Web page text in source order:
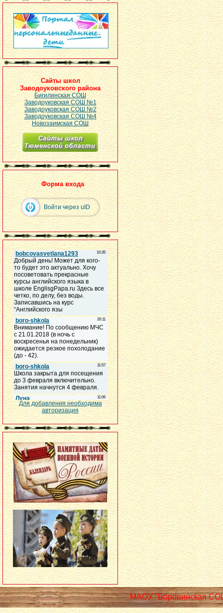
Сайты школ
Заводоуковского района
Бигилинская СОШ
Заводоуковская СОШ №1
Заводоуковская СОШ №2
Заводоуковская СОШ №4
Новозаимская СОШ
Форма входа
Войти через uID
Для добавления необходима
авторизация
МАОУ "Боровинская